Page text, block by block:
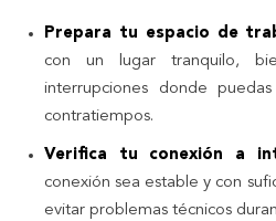
Prepara tu espacio de
con un lugar tranquilo,
interrupciones donde
contratiempos.
Verifica tu conexión a
conexión sea estable y con
evitar problemas técnicos